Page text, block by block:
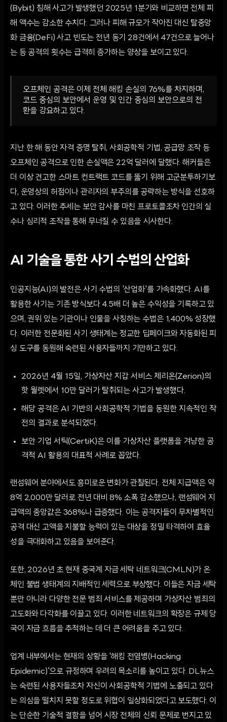
(Bybit) 침해 사고가 발생했던 2025년 1분기와 비교하면 전체 피
해 액수는 감소한 수치다. 그러나 피해 규모가 작아진 대신 탈중앙
화 금융(DeFi) 사고 빈도는 전년 동기 28건에서 47건으로 늘어나
는 등 공격의 횟수는 급격히 증가하는 양상을 보이고 있다.
오프체인 공격은 이제 전체 해킹 손실의 76%를 차지하며,
코드 중심의 보안에서 운영 및 인간 중심의 보안으로의 전
환을 강요하고 있다.
지난 한 해 동안 자격 증명 탈취, 사회공학적 기법, 공급망 조작 등
오프체인 공격으로 인한 손실액은 22억 달러에 달했다. 해커들은
더 이상 견고한 스마트 컨트랙트 코드를 뚫기 위해 고군분투하기보
다, 운영상의 허점이나 관리자의 부주의를 공략하는 방식을 선호하
고 있다. 이러한 추세는 보안 감사를 마친 프로토콜조차 인간의 실
수나 심리적 조작을 통해 무너질 수 있음을 시사한다.
AI 기술을 통한 사기 수법의 산업화
인공지능(AI)의 발전은 사기 수법의 '산업화'를 가속화했다. AI를
활용한 사기는 기존 방식보다 4.5배 더 높은 수익성을 기록하고 있
으며, 권위 있는 기관이나 인물을 사칭하는 수법은 1,400% 성장했
다. 이러한 전문화된 사기 생태계는 정교한 딥페이크와 자동화된 피
싱 도구를 동원해 숙련된 사용자들까지 기만하고 있다.
2026년 4월 15일, 가상자산 지갑 서비스 제리온(Zerion)의
핫 월렛에서 10만 달러가 탈취되는 사고가 발생했다.
해당 공격은 AI 기반의 사회공학적 기법을 동원한 지속적인 작
전의 결과로 분석되었다.
보안 기업 서틱(CertiK)은 이를 가상자산 플랫폼을 겨냥한 공
격적 AI 활용의 대표적 사례로 꼽았다.
랜섬웨어 분야에서도 흥미로운 변화가 관찰된다. 전체 지급액은 약
8억 2,000만 달러로 전년 대비 8% 소폭 감소했으나, 랜섬웨어 지
급액의 중앙값은 368%나 급증했다. 이는 공격자들이 무차별적인
공격 대신 고액을 지불할 능력이 있는 대상을 정밀 타격하여 효율
성을 극대화하고 있음을 보여준다.
또한, 2026년 초 현재 중국계 자금 세탁 네트워크(CMLN)가 온
체인 불법 생태계의 지배적인 세력으로 부상했다. 이들은 자금 세탁
뿐만 아니라 다양한 전문 범죄 서비스를 제공하며 가상자산 범죄의
고도화와 다각화를 이끌고 있다. 이러한 네트워크의 확장은 규제 당
국이 자금 흐름을 추적하는 데 더 큰 어려움을 주고 있다.
업계 내부에서는 현재의 상황을 '해킹 전염병(Hacking
Epidemic)'으로 규정하며 우려의 목소리를 높이고 있다. DL뉴스
는 숙련된 사용자들조차 자신이 사회공학적 기법에 노출되고 있다
는 의심을 떨치지 못할 정도로 위협이 일상화되었다고 보도했다. 이
는 단순한 기술적 결함을 넘어 시장 전체의 신뢰 문제로 번지고 있